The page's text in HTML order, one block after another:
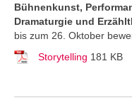
Bühnenkunst,
Dramaturgie und
bis zum 26. Oktober
Storytelling 181 KB